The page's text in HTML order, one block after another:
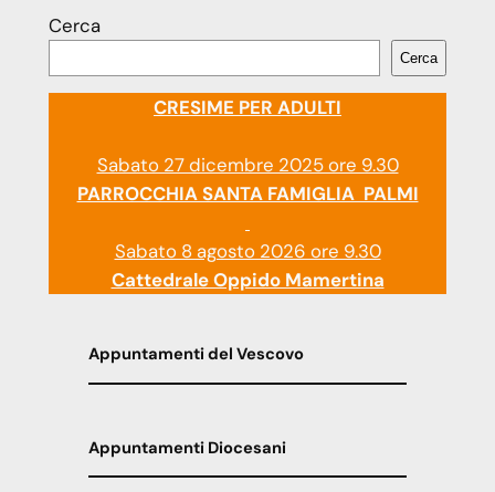
Cerca
Cerca
CRESIME PER ADULTI
Sabato 27 dicembre 2025 ore 9.30
PARROCCHIA SANTA FAMIGLIA PALMI
Sabato 8 agosto 2026 ore 9.30
Cattedrale Oppido Mamertina
Appuntamenti del Vescovo
Appuntamenti Diocesani